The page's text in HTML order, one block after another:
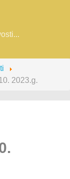
2023.g.